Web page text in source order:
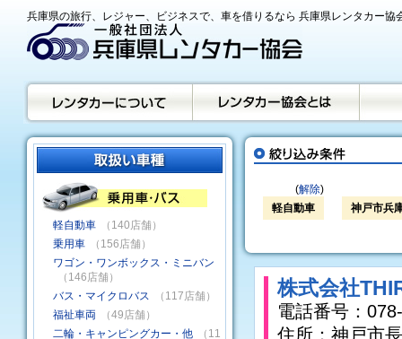
兵庫県の旅行、レジャー、ビジネスで、車を借りるなら 兵庫県レンタカー協
(解除)
軽自動車
神戸市兵
軽自動車
（140店舗）
乗用車
（156店舗）
ワゴン・ワンボックス・ミニバン
（146店舗）
バス・マイクロバス
（117店舗）
福祉車両
（49店舗）
二輪・キャンピングカー・他
（11
株式会社
電話番号：
住所：神戸市